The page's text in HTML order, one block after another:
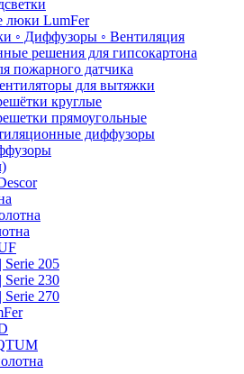
люки LumFer
◦ Диффузоры ◦ Вентиляция
решения для гипсокартона
пожарного датчика
для вытяжки
круглые
прямоугольные
диффузоры
205
230
270